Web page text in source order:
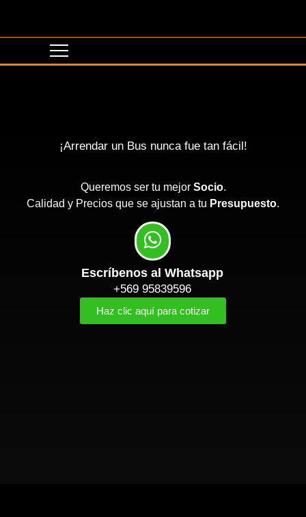
¡Arrendar un Bus nunca fue tan fácil!
Queremos ser tu mejor Socio.
Calidad y Precios que se ajustan a tu Presupuesto.
Escríbenos al Whatsapp
+569 95839596
Haz clic aquí para cotizar